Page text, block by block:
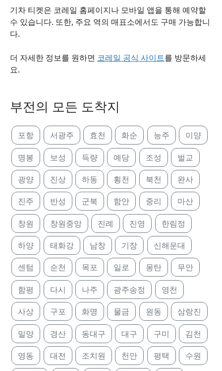
기차 티켓은 코레일 홈페이지나 모바일 앱을 통해 예약할
수 있습니다. 또한, 주요 역의 매표소에서도 구매 가능합니
다.
더 자세한 정보를 원하면 코레일 공식 사이트를 방문하세
요.
부전의 모든 도착지
포항 서광주 효천 화순 능주 이양
명봉 보성 득량 예당 조성 벌교
광양 진상 하동 횡천 북천 완사
진주 반성 군북 함안 중리 마산
창원 창원중앙 진례 진영 한림정
하양 태화강 남창 기장 신해운대
센텀 순천 목포 일로 몽탄 무안
함평 다시 나주 광주송정 영천
사상 구포 화명 물금 원동 삼랑진
밀양 경산 동대구 대구 구미 김천
영동 대전 조치원 천안 평택 수원